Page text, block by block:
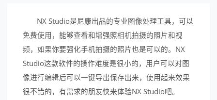
NX Studio是尼康出品的专业图像处理工具，可以
免费使用，能够查看和增强照相机拍摄的照片和视
频，如果你要强化手机拍摄的照片也是可以的。NX
Studio这款软件的操作难度是很小的，用户可以对图
像进行编辑后可以一键导出保存出来，使用起来效果
很不错的，有需求的朋友快来体验NX Studio吧。